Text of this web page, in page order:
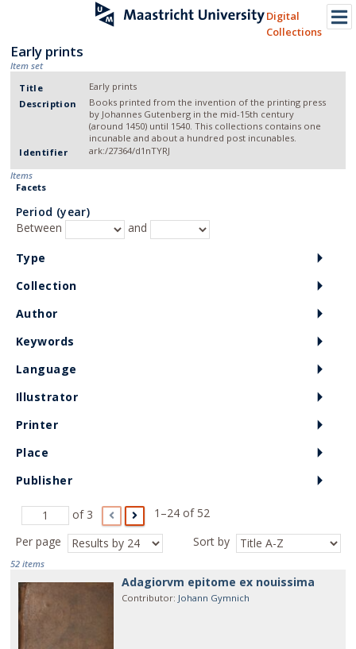
Digital
Collections
Early prints
Item set
Title
Early prints
Description
Books printed from the invention of the printing press
by Johannes Gutenberg in the mid-15th century
(around 1450) until 1540. This collections contains one
incunable and about a hundred post incunables.
Identifier
ark:/27364/d1nTYRJ
Items
of 3
1–24 of 52
Per page
Sort by
52 items
Adagiorvm epitome ex nouissima
Contributor: Johann Gymnich
Facets
Period (year)
Between
and
Type
Collection
Author
Keywords
Language
Illustrator
Printer
Place
Publisher